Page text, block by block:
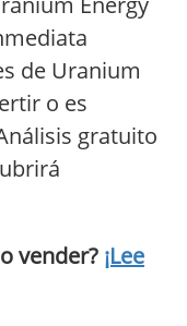
de Uranium
o es
gratuito
vender? ¡Lee